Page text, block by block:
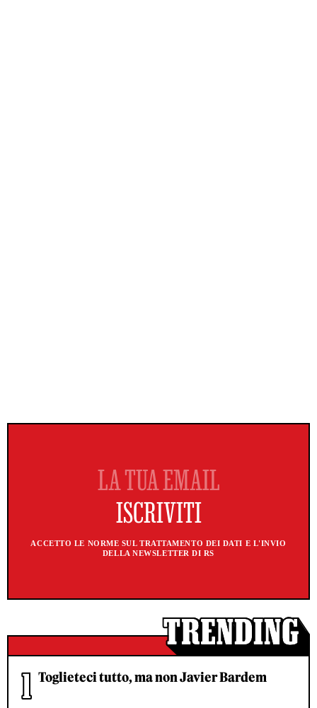
ACCETTO LE NORME SUL TRATTAMENTO DEI DATI E L'INVIO
DELLA NEWSLETTER DI RS
Toglieteci tutto, ma non Javier Bardem